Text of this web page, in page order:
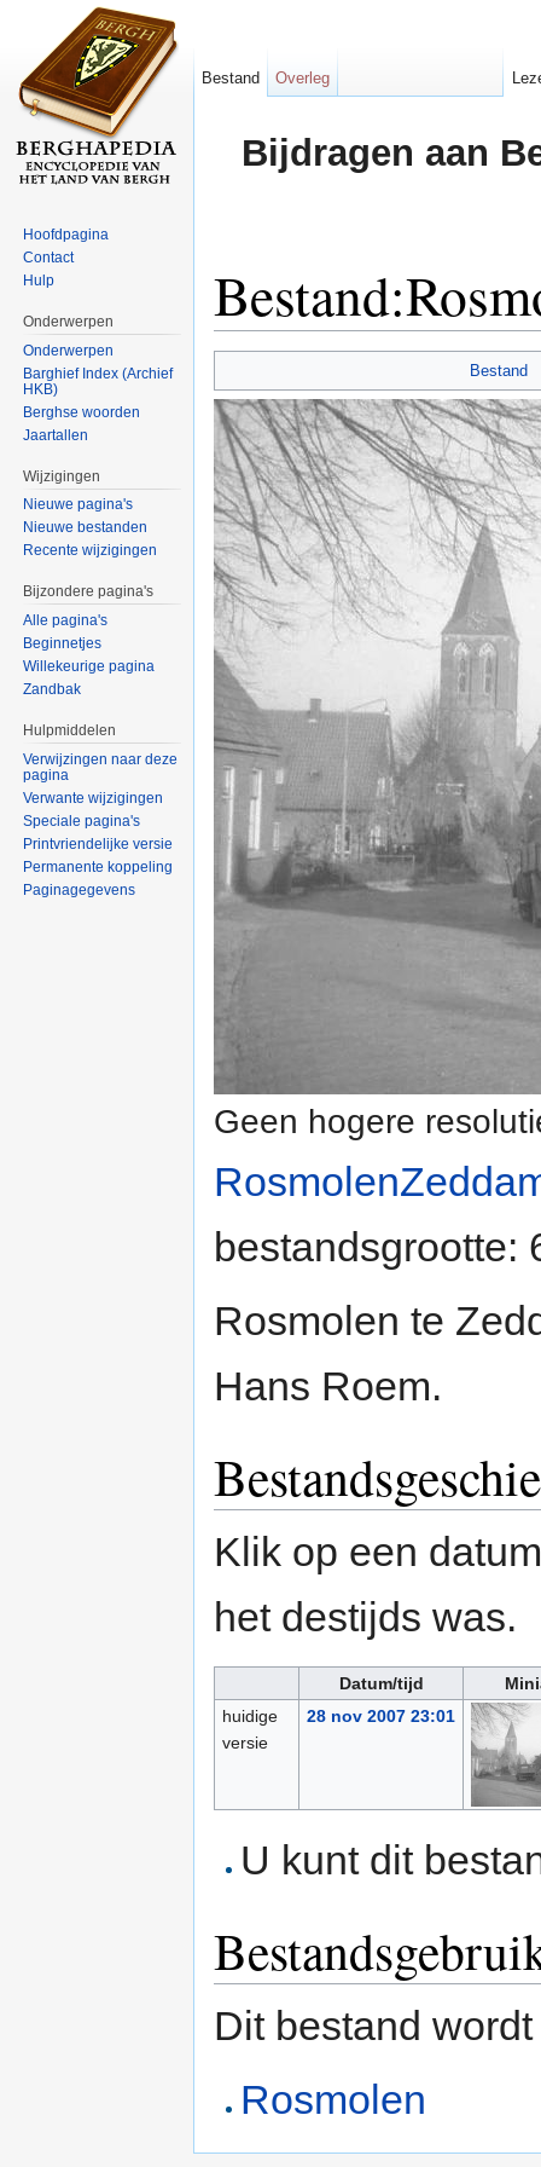
Bijdragen aan
Bestand
Geen hogere
bestandsgrootte:
Rosmolen te
Hans Roem.
Klik op een
het destijds was.
Datum/tijd
huidige
versie
28 nov 2007 23:01
U kunt dit
Dit bestand
Rosmolen
Bestand Overleg
Hoofdpagina
Contact
Hulp
Onderwerpen
Onderwerpen
Barghief Index (Archief
HKB)
Berghse woorden
Jaartallen
Wijzigingen
Nieuwe pagina's
Nieuwe bestanden
Recente wijzigingen
Bijzondere pagina's
Alle pagina's
Beginnetjes
Willekeurige pagina
Zandbak
Hulpmiddelen
Verwijzingen naar deze
pagina
Verwante wijzigingen
Speciale pagina's
Printvriendelijke versie
Permanente koppeling
Paginagegevens